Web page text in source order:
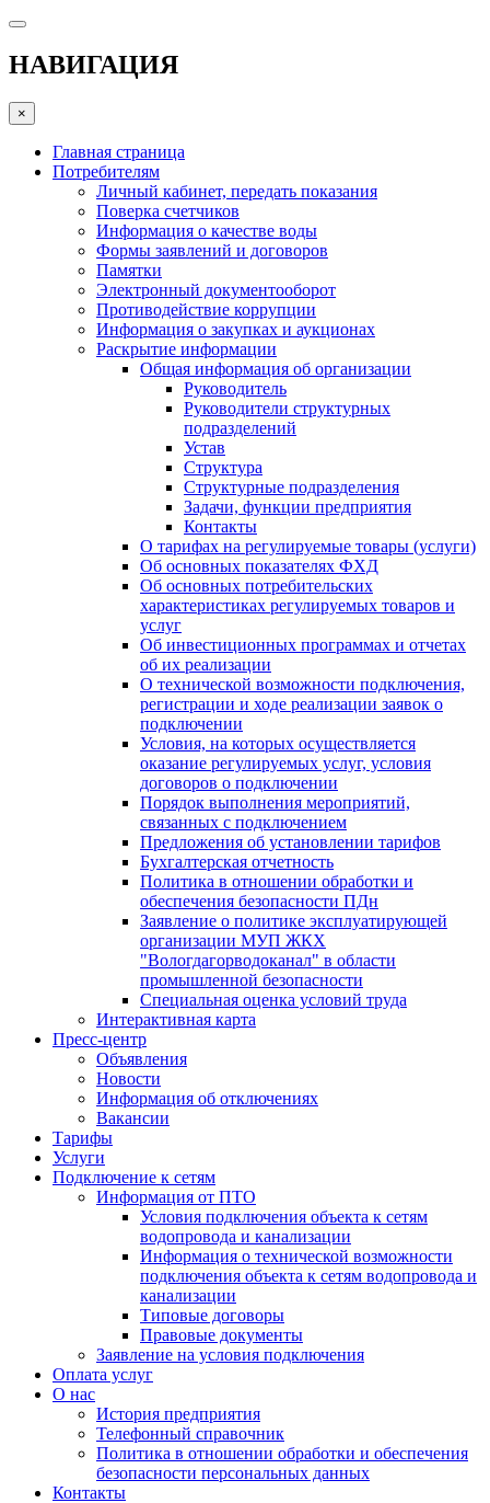
НАВИГАЦИЯ
×
Главная страница
Потребителям
Личный кабинет, передать показания
Поверка счетчиков
Информация о качестве воды
Формы заявлений и договоров
Памятки
Электронный документооборот
Противодействие коррупции
Информация о закупках и аукционах
Раскрытие информации
Общая информация об организации
Руководитель
Руководители структурных
подразделений
Устав
Структура
Структурные подразделения
Задачи, функции предприятия
Контакты
О тарифах на регулируемые товары (услуги)
Об основных показателях ФХД
Об основных потребительских
характеристиках регулируемых товаров и
услуг
Об инвестиционных программах и отчетах
об их реализации
О технической возможности подключения,
регистрации и ходе реализации заявок о
подключении
Условия, на которых осуществляется
оказание регулируемых услуг, условия
договоров о подключении
Порядок выполнения мероприятий,
связанных с подключением
Предложения об установлении тарифов
Бухгалтерская отчетность
Политика в отношении обработки и
обеспечения безопасности ПДн
Заявление о политике эксплуатирующей
организации МУП ЖКХ
"Вологдагорводоканал" в области
промышленной безопасности
Специальная оценка условий труда
Интерактивная карта
Пресс-центр
Объявления
Новости
Информация об отключениях
Вакансии
Тарифы
Услуги
Подключение к сетям
Информация от ПТО
Условия подключения объекта к сетям
водопровода и канализации
Информация о технической возможности
подключения объекта к сетям водопровода и
канализации
Типовые договоры
Правовые документы
Заявление на условия подключения
Оплата услуг
О нас
История предприятия
Телефонный справочник
Политика в отношении обработки и обеспечения
безопасности персональных данных
Контакты